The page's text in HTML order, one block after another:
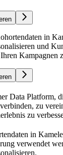
in
und
Kampagnen
Data Platform,
zu
zu
in
verwendet